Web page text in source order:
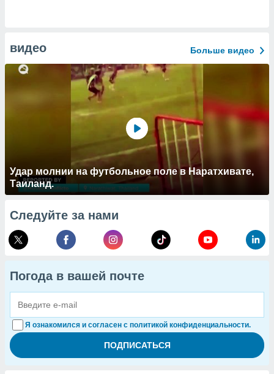
видео Больше видео
Удар молнии на футбольное поле в Наратхивате,
Таиланд.
Следуйте за нами
Погода в вашей почте
Я ознакомился и согласен с политикой конфиденциальности.